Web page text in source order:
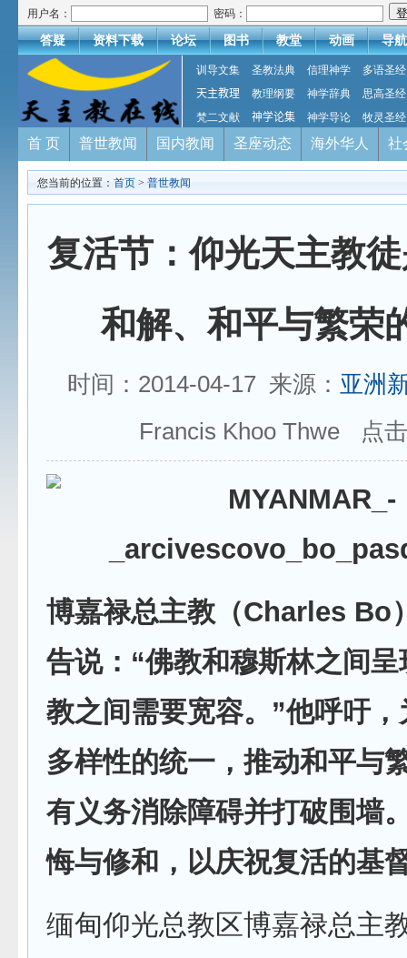
用户名： 密码：
答疑 资料下载 论坛 图书 教堂 动画 导航
训导文集 圣教法典 信理神学
多语圣经
天主教理
教理纲要 神学辞典
思高圣经
梵二文献
神学论集 神学导论 牧灵圣经
首 页 普世教闻 国内教闻 圣座动态 海外华人 社
您当前的位置： 首页 > 普世教闻
复活节：仰光​天主教
和解、和平与繁荣
时间：2014-04-17 来源： 亚洲
Francis Khoo Thwe 点
博嘉禄总主教（Charles Bo
告说：“佛教和穆斯林之间
教之间需要宽容。”他呼吁
多样性的统一，推动和平与
有义务消除障碍并打破围墙
悔与修和，以庆祝复活的基
缅甸仰光总教区博嘉禄总主